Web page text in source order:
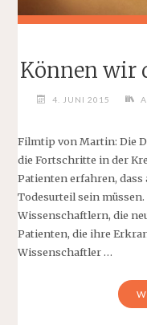
Können wir
4. JUNI 2015
Filmtip von Martin: Die
die Fortschritte in der
Patienten erfahren,
Todesurteil sein
Wissenschaftlern, die
Patienten, die ihre
Wissenschaftler …